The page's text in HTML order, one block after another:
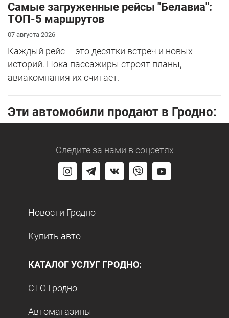
Самые загруженные рейсы "Белавиа":
ТОП-5 маршрутов
07 августа 2026
Каждый рейс – это десятки встреч и новых
историй. Пока пассажиры строят планы,
авиакомпания их считает.
Эти автомобили продают в Гродно:
Следите за нами в соцсетях
Новости Гродно
Купить авто
КАТАЛОГ УСЛУГ ГРОДНО:
СТО Гродно
Автомагазины